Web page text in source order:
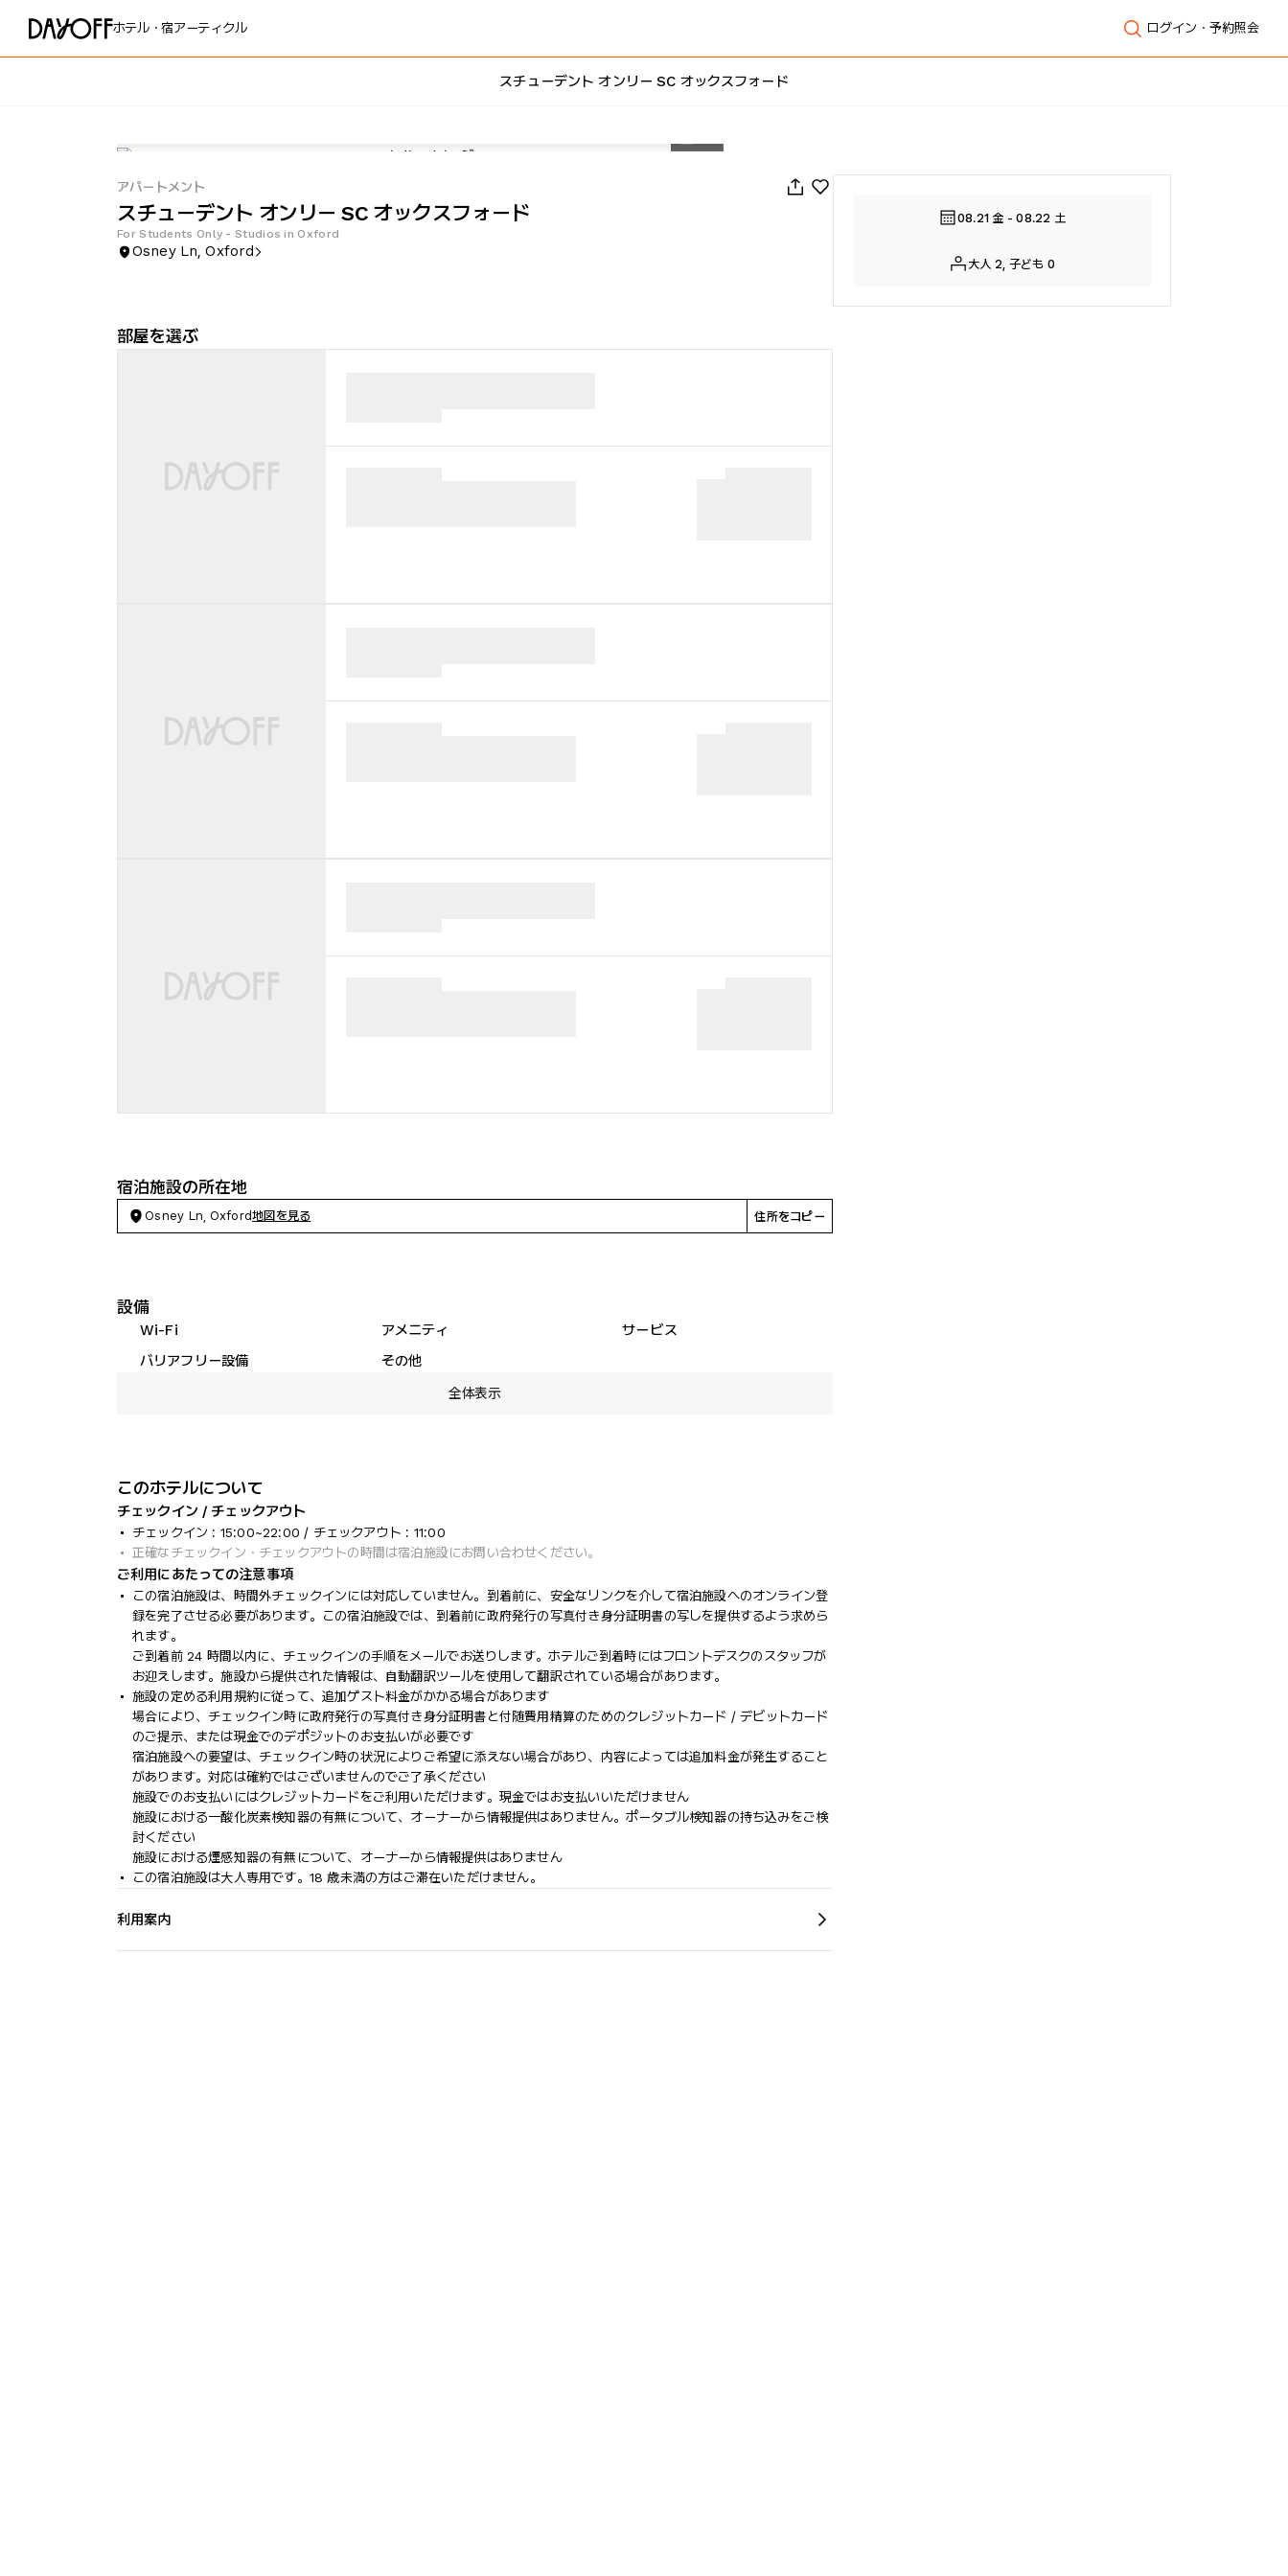
ホテル・宿アーティクル ログイン・予約照会
スチューデント オンリー SC オックスフォード
アパートメント
スチューデント オンリー SC オックスフォード
For Students Only - Studios in Oxford
Osney Ln, Oxford
部屋を選ぶ
宿泊施設の所在地
Osney Ln, Oxford地図を見る 住所をコピー
設備
Wi-Fi アメニティ
サービス
バリアフリー設備
その他
全体表示
このホテルについて
チェックイン / チェックアウト
チェックイン : 15:00~22:00 / チェックアウト : 11:00
正確なチェックイン・チェックアウトの時間は宿泊施設にお問い合わせください。
ご利用にあたっての注意事項
この宿泊施設は、時間外チェックインには対応していません。到着前に、安全なリンクを介して宿泊施設へのオンライン登
録を完了させる必要があります。この宿泊施設では、到着前に政府発行の写真付き身分証明書の写しを提供するよう求めら
れます。
ご到着前 24 時間以内に、チェックインの手順をメールでお送りします。ホテルご到着時にはフロントデスクのスタッフが
お迎えします。施設から提供された情報は、自動翻訳ツールを使用して翻訳されている場合があります。
施設の定める利用規約に従って、追加ゲスト料金がかかる場合があります
場合により、チェックイン時に政府発行の写真付き身分証明書と付随費用精算のためのクレジットカード / デビットカード
のご提示、または現金でのデポジットのお支払いが必要です
宿泊施設への要望は、チェックイン時の状況によりご希望に添えない場合があり、内容によっては追加料金が発生すること
があります。対応は確約ではございませんのでご了承ください
施設でのお支払いにはクレジットカードをご利用いただけます。現金ではお支払いいただけません
施設における一酸化炭素検知器の有無について、オーナーから情報提供はありません。ポータブル検知器の持ち込みをご検
討ください
施設における煙感知器の有無について、オーナーから情報提供はありません
この宿泊施設は大人専用です。18 歳未満の方はご滞在いただけません。
利用案内
08.21 金 - 08.22 土
大人 2, 子ども 0